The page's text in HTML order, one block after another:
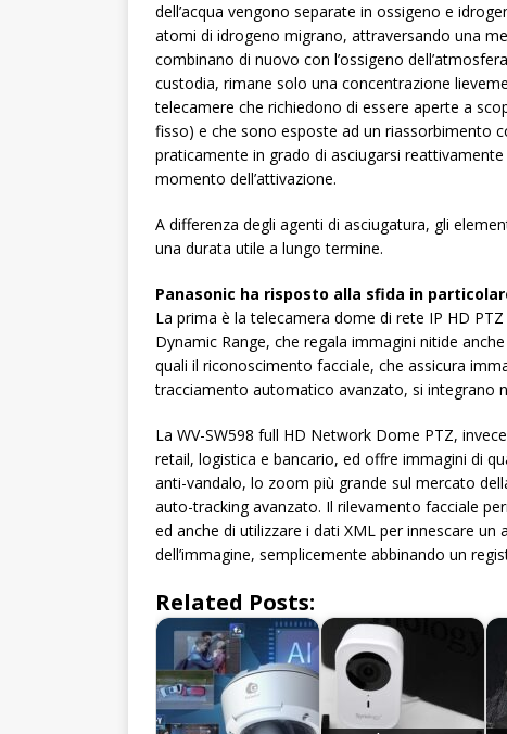
dell’acqua vengono separate in ossigeno e
atomi di idrogeno migrano, attraversando una
combinano di nuovo con l’ossigeno
custodia, rimane solo una concentrazione
telecamere che richiedono di essere aperte a
fisso) e che sono esposte ad un riassorbimento
praticamente in grado di asciugarsi
momento dell’attivazione.
A differenza degli agenti di asciugatura, gli
una durata utile a lungo termine.
Panasonic ha risposto alla sfida in
La prima è la telecamera dome di rete IP HD
Dynamic Range, che regala immagini nitide
quali il riconoscimento facciale, che assicura
tracciamento automatico avanzato, si integrano
La WV-SW598 full HD Network Dome PTZ,
retail, logistica e bancario, ed offre immagini di
anti-vandalo, lo zoom più grande sul mercato
auto-tracking avanzato. Il rilevamento facciale
ed anche di utilizzare i dati XML per innescare
dell’immagine, semplicemente abbinando un
Related Posts: